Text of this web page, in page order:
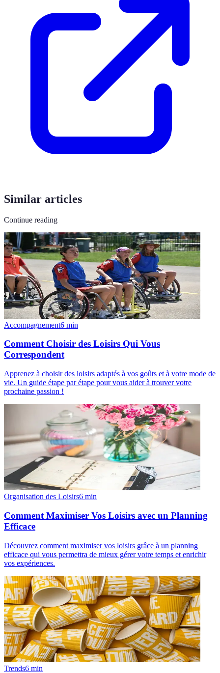
Similar articles
Continue reading
Accompagnement6 min
Comment Choisir des Loisirs Qui Vous
Correspondent
Apprenez à choisir des loisirs adaptés à vos goûts et à votre mode de
vie. Un guide étape par étape pour vous aider à trouver votre
prochaine passion !
Organisation des Loisirs6 min
Comment Maximiser Vos Loisirs avec un Planning
Efficace
Découvrez comment maximiser vos loisirs grâce à un planning
efficace qui vous permettra de mieux gérer votre temps et enrichir
vos expériences.
Trends6 min